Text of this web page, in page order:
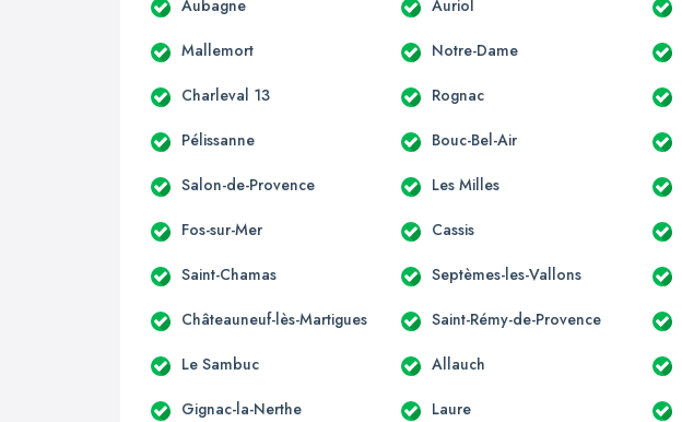
Aubagne Auriol
Mallemort Notre-Dame
Charleval 13 Rognac
Pélissanne Bouc-Bel-Air
Salon-de-Provence Les Milles
Fos-sur-Mer Cassis
Saint-Chamas Septèmes-les-Vallons
Châteauneuf-lès-Martigues Saint-Rémy-de-Provence
Le Sambuc Allauch
Gignac-la-Nerthe Laure